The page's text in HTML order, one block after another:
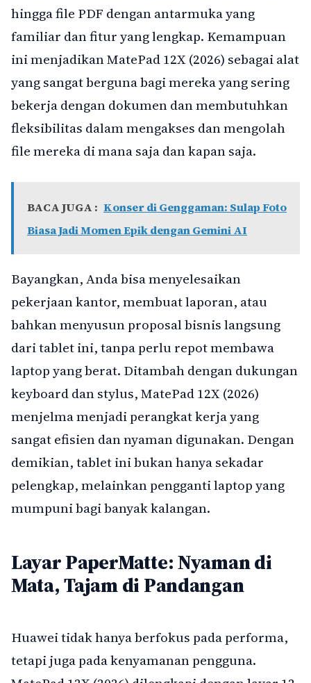
hingga file PDF dengan antarmuka yang
familiar dan fitur yang lengkap. Kemampuan
ini menjadikan MatePad 12X (2026) sebagai alat
yang sangat berguna bagi mereka yang sering
bekerja dengan dokumen dan membutuhkan
fleksibilitas dalam mengakses dan mengolah
file mereka di mana saja dan kapan saja.
BACA JUGA : Konser di Genggaman: Sulap Foto
Biasa Jadi Momen Epik dengan Gemini AI
Bayangkan, Anda bisa menyelesaikan
pekerjaan kantor, membuat laporan, atau
bahkan menyusun proposal bisnis langsung
dari tablet ini, tanpa perlu repot membawa
laptop yang berat. Ditambah dengan dukungan
keyboard dan stylus, MatePad 12X (2026)
menjelma menjadi perangkat kerja yang
sangat efisien dan nyaman digunakan. Dengan
demikian, tablet ini bukan hanya sekadar
pelengkap, melainkan pengganti laptop yang
mumpuni bagi banyak kalangan.
Layar PaperMatte: Nyaman di
Mata, Tajam di Pandangan
Huawei tidak hanya berfokus pada performa,
tetapi juga pada kenyamanan pengguna.